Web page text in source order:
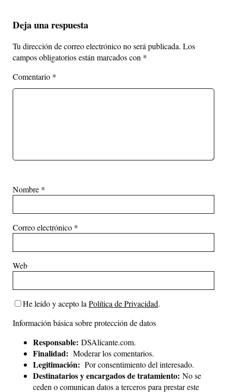
Deja una respuesta
Tu dirección de correo electrónico no será publicada. Los
campos obligatorios están marcados con *
Comentario *
Nombre *
Correo electrónico *
Web
He leído y acepto laPolítica de Privacidad.
Información básica sobre protección de datos
Responsable: DSAlicante.com.
Finalidad: Moderar los comentarios.
Legitimación: Por consentimiento del interesado.
Destinatarios y encargados de tratamiento: No se
ceden o comunican datos a terceros para prestar este